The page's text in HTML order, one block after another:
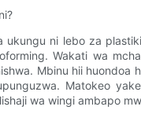
ukungu ni lebo za
Wakati wa
Mbinu hii
Matokeo
wa wingi ambapo